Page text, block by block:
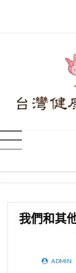
我們和其
ADMIN